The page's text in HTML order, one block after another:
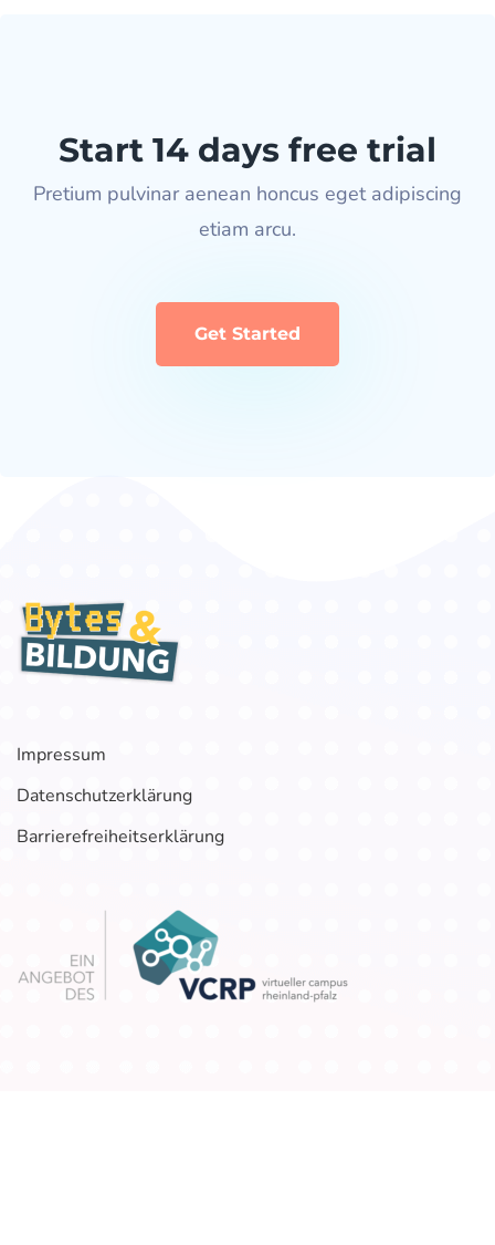
Start 14 days free trial
Pretium pulvinar aenean honcus eget adipiscing
etiam arcu.
Get Started
Impressum
Datenschutzerklärung
Barrierefreiheitserklärung